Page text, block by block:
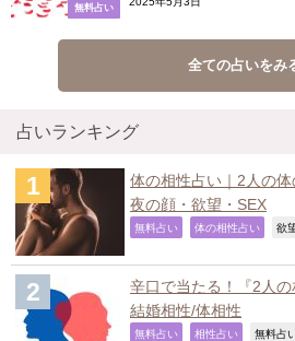
無料占い
全ての占いをみ
占いランキング
体の相性占い｜2人の
夜の顔・欲望・SEX
無料占い 体の相性占い 欲
辛口で当たる！『2人
結婚相性/体相性
無料占い 相性占い 無料占